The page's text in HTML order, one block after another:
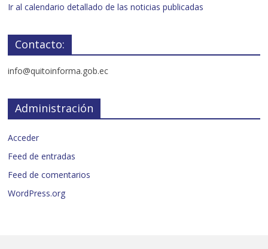
Ir al calendario detallado de las noticias publicadas
Contacto:
info@quitoinforma.gob.ec
Administración
Acceder
Feed de entradas
Feed de comentarios
WordPress.org